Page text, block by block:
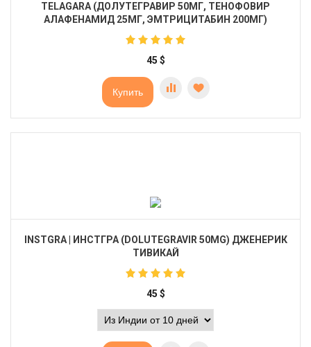
TELAGARA (ДОЛУТЕГРАВИР 50МГ, ТЕНОФОВИР
АЛАФЕНАМИД 25МГ, ЭМТРИЦИТАБИН 200МГ)
45 $
Купить
INSTGRA | ИНСТГРА (DOLUTEGRAVIR 50MG) ДЖЕНЕРИК
ТИВИКАЙ
45 $